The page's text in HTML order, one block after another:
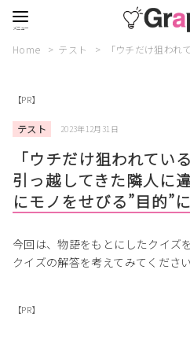
Home テスト 「ウチだけ狙わ
【PR】
テスト 2023年12月31日
「ウチだけ狙われて
引っ越してきた隣人に
にモノをせびる”目的”
今回は、物語をもとにしたクイズ
クイズの解答を考えてみてください
【PR】